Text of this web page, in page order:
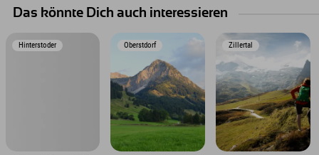
Das könnte Dich auch interessieren
Hinterstoder Oberstdorf Zillertal